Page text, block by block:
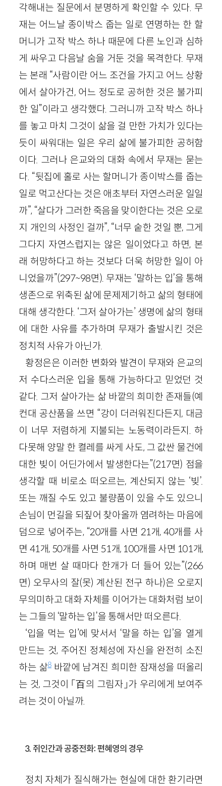
각해내는 질문에서 분명하게 확인할 수 있다. 무
재는 어느날 종이박스 줍는 일로 연명하는 한 할
머니가 고작 박스 하나 때문에 다른 노인과 심하
게 싸우고 다음날 숨을 거둔 것을 목격한다. 무재
는 본래 “사람이란 어느 조건을 가지고 어느 상황
에서 살아가건, 어느 정도로 공허한 것은 불가피
한 일”이라고 생각했다. 그러니까 고작 박스 하나
를 놓고 마치 그것이 삶을 걸 만한 가치가 있다는
듯이 싸워대는 일은 우리 삶에 불가피한 공허함
이다. 그러나 은교와의 대화 속에서 무재는 묻는
다. “뒷집에 홀로 사는 할머니가 종이박스를 줍는
일로 먹고산다는 것은 애초부터 자연스러운 일일
까”, “살다가 그러한 죽음을 맞이한다는 것은 오로
지 개인의 사정인 걸까”, “너무 숱한 것일 뿐, 그게
그다지 자연스럽지는 않은 일이었다고 하면, 본
래 허망하다고 하는 것보다 더욱 허망한 일이 아
니었을까”(297~98면). 무재는 ‘말하는 입’을 통해
생존으로 위축된 삶에 문제제기하고 삶의 형태에
대해 생각한다. ‘그저 살아가는’ 생명에 삶의 형태
에 대한 사유를 추가하며 무재가 출발시킨 것은
정치적 사유가 아닌가.
황정은은 이러한 변화와 발견이 무재와 은교의
저 수다스러운 입을 통해 가능하다고 믿었던 것
같다. 그저 살아가는 삶 바깥의 희미한 존재들(예
컨대 공산품을 쓰면 “강이 더러워진다든지, 대금
이 너무 저렴하게 지불되는 노동력이라든지. 하
다못해 양말 한 켤레를 싸게 사도, 그 값싼 물건에
대한 빚이 어딘가에서 발생한다는”(217면) 점을
생각할 때 비로소 떠오르는, 계산되지 않는 ‘빚’.
또는 깨질 수도 있고 불량품이 있을 수도 있으니
손님이 먼길을 되짚어 찾아올까 염려하는 마음에
덤으로 넣어주는, “20개를 사면 21개, 40개를 사
면 41개, 50개를 사면 51개, 100개를 사면 101개,
하며 매번 살 때마다 한개가 더 들어 있는”(266
면) 오무사의 잘(못) 계산된 전구 하나)은 오로지
무의미하고 대화 자체를 이어가는 대화처럼 보이
는 그들의 ‘말하는 입’을 통해서만 떠오른다.
‘입을 먹는 입’에 맞서서 ‘말을 하는 입’을 열게
만드는 것, 주어진 정체성에 자신을 완전히 소진
하는 삶8바깥에 남겨진 희미한 잠재성을 떠올리
는 것, 그것이 「百의 그림자」가 우리에게 보여주
려는 것이 아닐까.
3. 쥐인간과 공중전화: 편혜영의 경우
정치 자체가 질식해가는 현실에 대한 환기라면